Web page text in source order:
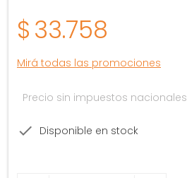
$33.758
Mirá todas las promociones
Precio sin impuestos nacionales
Disponible en stock